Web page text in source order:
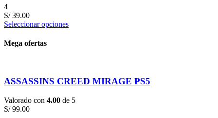
4
S/39.00
Seleccionar opciones
Mega ofertas
ASSASSINS CREED MIRAGE PS5
Valorado con 4.00 de 5
S/99.00